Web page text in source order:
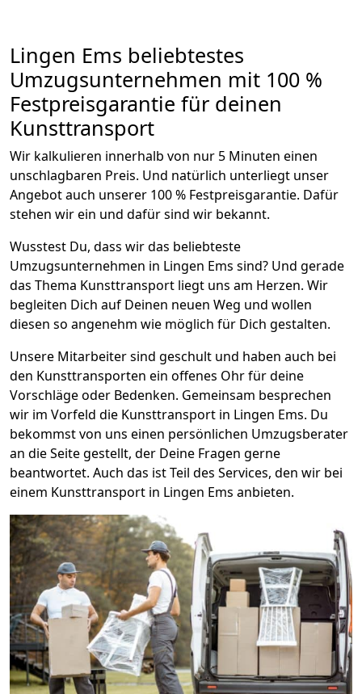
Lingen Ems beliebtestes
Umzugsunternehmen mit 100 %
Festpreisgarantie für deinen
Kunsttransport
Wir kalkulieren innerhalb von nur 5 Minuten einen
unschlagbaren Preis. Und natürlich unterliegt unser
Angebot auch unserer 100 % Festpreisgarantie. Dafür
stehen wir ein und dafür sind wir bekannt.
Wusstest Du, dass wir das beliebteste
Umzugsunternehmen in Lingen Ems sind? Und gerade
das Thema Kunsttransport liegt uns am Herzen. Wir
begleiten Dich auf Deinen neuen Weg und wollen
diesen so angenehm wie möglich für Dich gestalten.
Unsere Mitarbeiter sind geschult und haben auch bei
den Kunsttransporten ein offenes Ohr für deine
Vorschläge oder Bedenken. Gemeinsam besprechen
wir im Vorfeld die Kunsttransport in Lingen Ems. Du
bekommst von uns einen persönlichen Umzugsberater
an die Seite gestellt, der Deine Fragen gerne
beantwortet. Auch das ist Teil des Services, den wir bei
einem Kunsttransport in Lingen Ems anbieten.